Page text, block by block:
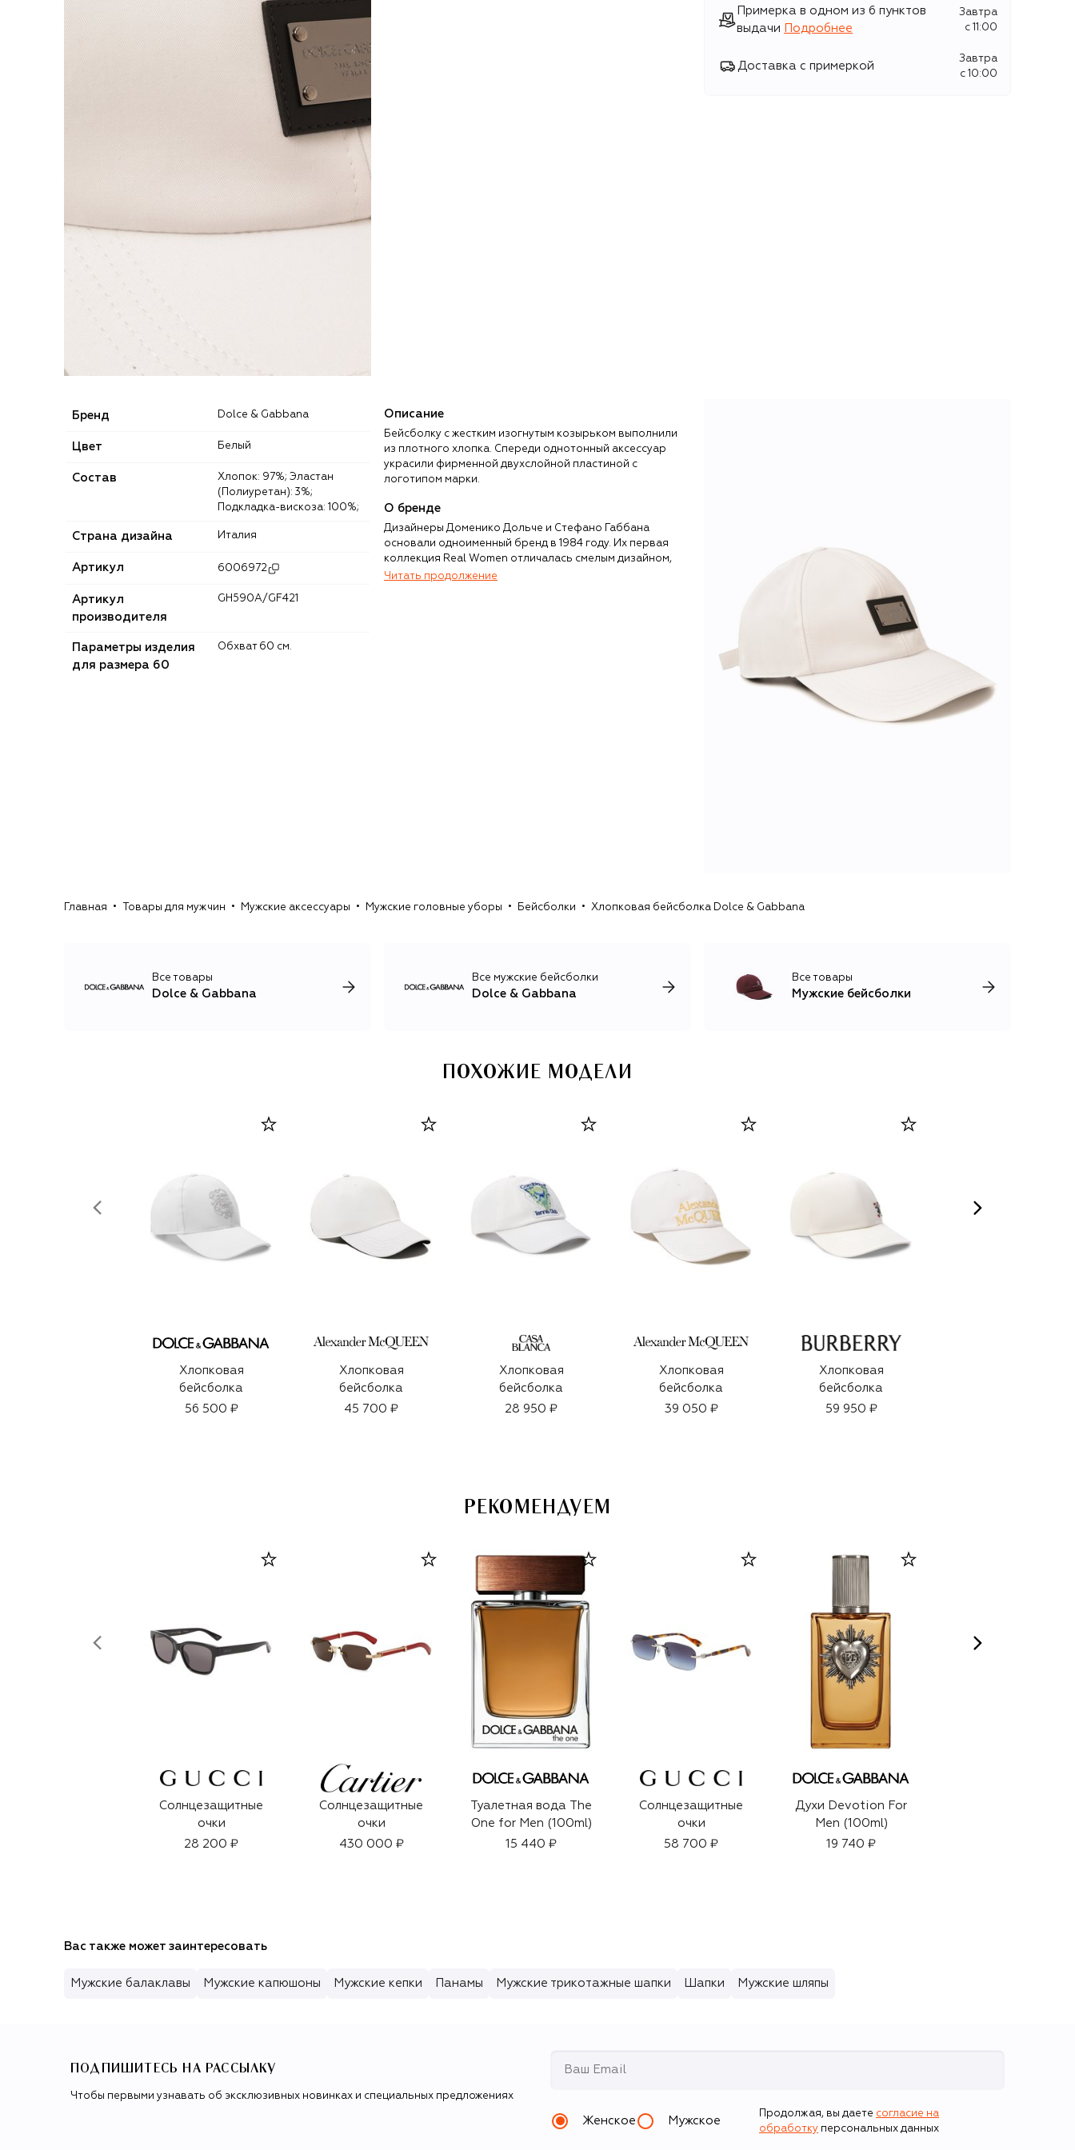
Примерка в одном из 6 пунктов
выдачи
Подробнее
Завтра
c 11:00
Доставка с примеркой
Завтра
c 10:00
Бренд Dolce & Gabbana
Цвет Белый
Состав
Хлопок: 97%; Эластан
(Полиуретан): 3%;
Подкладка-вискоза: 100%;
Страна дизайна Италия
Артикул 6006972
Артикул
производителя
GH590A/GF421
Параметры изделия
для размера 60
Обхват 60 см.
Описание
Бейсболку с жестким изогнутым козырьком выполнили
из плотного хлопка. Спереди однотонный аксессуар
украсили фирменной двухслойной пластиной с
логотипом марки.
О бренде
Дизайнеры Доменико Дольче и Стефано Габбана
основали одноименный бренд в 1984 году. Их первая
коллекция Real Women отличалась смелым дизайном,
чувственностью, подчеркнутой женственностью и
год Dolce & Gabbana представляют коллекцию от-кутюр
Читать продолжение
Главная Товары для мужчин Мужские аксессуары Мужские головные уборы Бейсболки Хлопковая бейсболка Dolce & Gabbana
Все товары
Dolce & Gabbana
Все мужские бейсболки
Dolce & Gabbana
Все товары
Мужские бейсболки
ПОХОЖИЕ МОДЕЛИ
Хлопковая
бейсболка
56 500 ₽
Хлопковая
бейсболка
45 700 ₽
Хлопковая
бейсболка
28 950 ₽
Хлопковая
бейсболка
39 050 ₽
Хлопковая
бейсболка
59 950 ₽
РЕКОМЕНДУЕМ
Солнцезащитные
очки
28 200 ₽
Солнцезащитные
очки
430 000 ₽
Туалетная вода The
One for Men (100ml)
15 440 ₽
Солнцезащитные
очки
58 700 ₽
Духи Devotion For
Men (100ml)
19 740 ₽
Вас также может заинтересовать
Мужские балаклавы Мужские капюшоны Мужские кепки Панамы Мужские трикотажные шапки Шапки Мужские шляпы
ПОДПИШИТЕСЬ НА РАССЫЛКУ
Чтобы первыми узнавать об эксклюзивных новинках и специальных предложениях
Женское Мужское
Продолжая, вы даете согласие на
обработку персональных данных